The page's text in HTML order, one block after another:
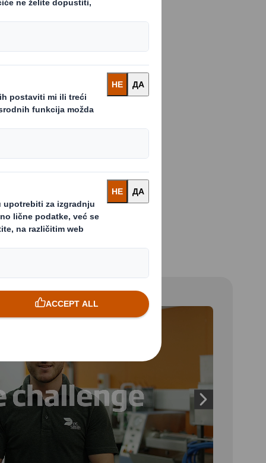
and next buttons to move between slides. Only
Next slide